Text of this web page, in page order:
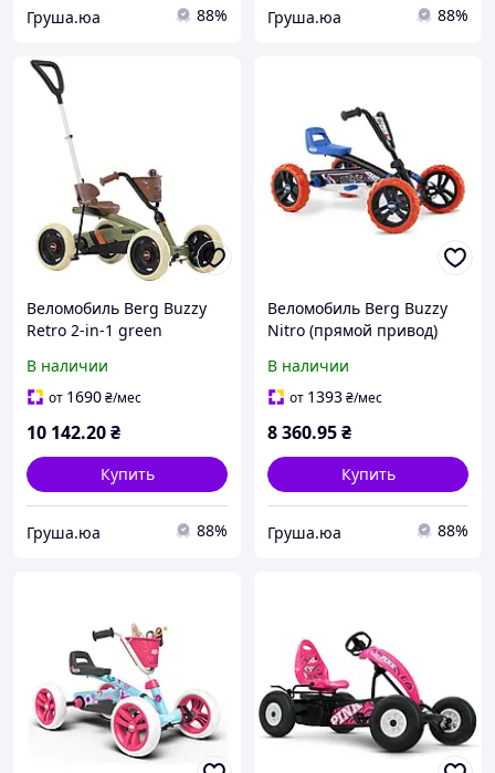
Груша.юа 88% Груша.юа 88%
Веломобиль Berg Buzzy
Retro 2-in-1 green
В наличии
от 1690₴/мес
10 142.20₴
Купить
Груша.юа 88%
Веломобиль Berg Buzzy
Nitro (прямой привод)
В наличии
от 1393₴/мес
8 360.95₴
Купить
Груша.юа 88%